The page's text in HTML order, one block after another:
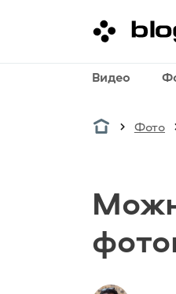
Видео
Фото